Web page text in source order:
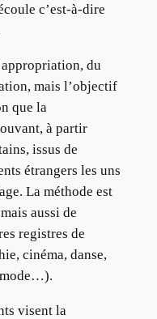
c’est-à-dire
du
mais l’objectif
que la
à partir
issus de
étrangers les uns
La méthode est
aussi de
registres de
cinéma, danse,
mode…).
visent la